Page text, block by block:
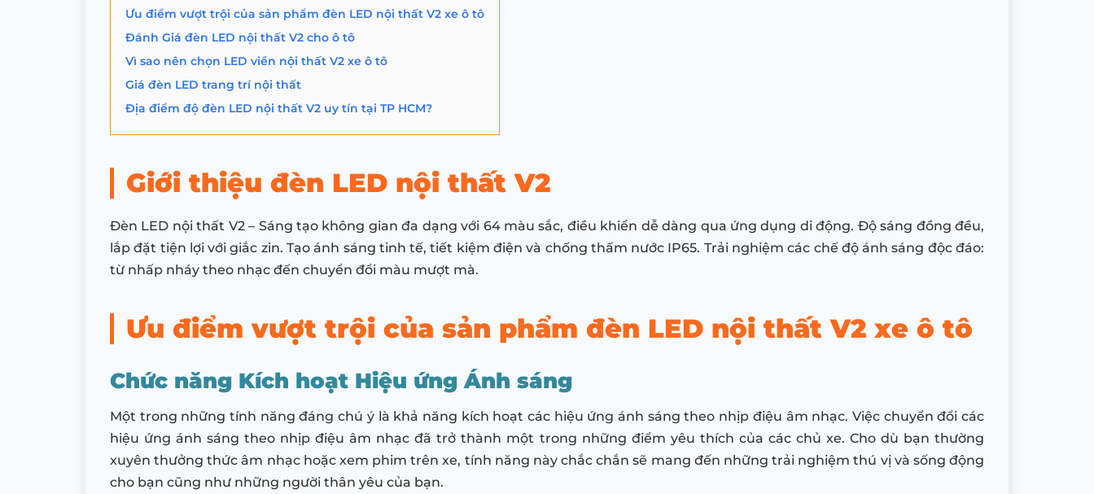
Ưu điểm vượt trội của sản phẩm đèn LED nội thất V2 xe ô tô
Đánh Giá đèn LED nội thất V2 cho ô tô
Vì sao nên chọn LED viền nội thất V2 xe ô tô
Giá đèn LED trang trí nội thất
Địa điểm độ đèn LED nội thất V2 uy tín tại TP HCM?
Giới thiệu đèn LED nội thất V2
Đèn LED nội thất V2 – Sáng tạo không gian đa dạng với 64 màu sắc, điều khiển dễ dàng qua ứng dụng di động. Độ sáng đồng đều,
lắp đặt tiện lợi với giắc zin. Tạo ánh sáng tinh tế, tiết kiệm điện và chống thấm nước IP65. Trải nghiệm các chế độ ánh sáng độc đáo:
từ nhấp nháy theo nhạc đến chuyển đổi màu mượt mà.
Ưu điểm vượt trội của sản phẩm đèn LED nội thất V2 xe ô tô
Chức năng Kích hoạt Hiệu ứng Ánh sáng
Một trong những tính năng đáng chú ý là khả năng kích hoạt các hiệu ứng ánh sáng theo nhịp điệu âm nhạc. Việc chuyển đổi các
hiệu ứng ánh sáng theo nhịp điệu âm nhạc đã trở thành một trong những điểm yêu thích của các chủ xe. Cho dù bạn thường
xuyên thưởng thức âm nhạc hoặc xem phim trên xe, tính năng này chắc chắn sẽ mang đến những trải nghiệm thú vị và sống động
cho bạn cũng như những người thân yêu của bạn.